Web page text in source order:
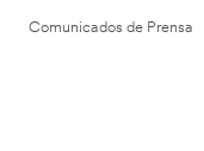
Comunicados de Prensa